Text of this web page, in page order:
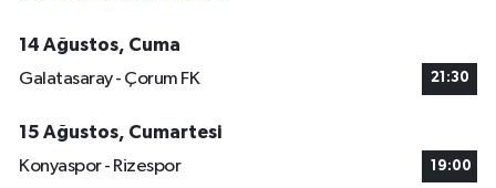
14 Ağustos, Cuma
Galatasaray - Çorum FK
21:30
15 Ağustos, Cumartesi
Konyaspor - Rizespor
19:00